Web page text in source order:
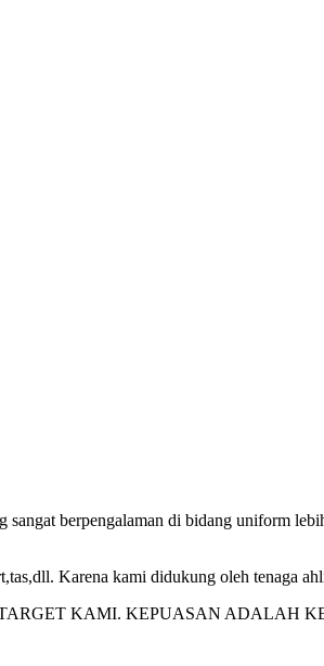
berpengalaman di bidang uniform
Karena kami didukung oleh tenaga
KAMI. KEPUASAN ADALAH